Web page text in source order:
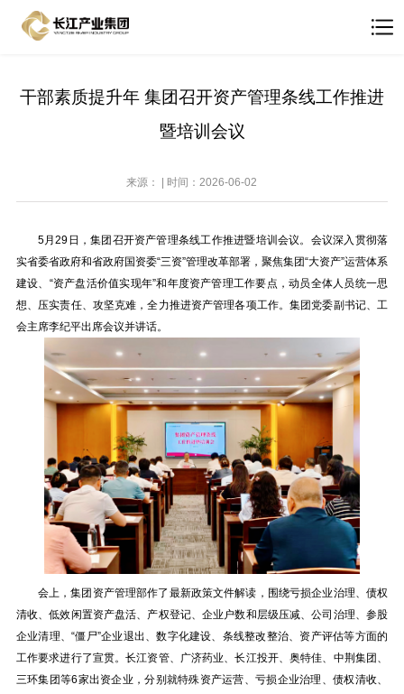
干部素质提升年 集团召开资产管理条线工作推进
暨培训会议
来源： | 时间：2026-06-02
5月29日，集团召开资产管理条线工作推进暨培训会议。会议深入贯彻落
实省委省政府和省政府国资委“三资”管理改革部署，聚焦集团“大资产”运营体系
建设、“资产盘活价值实现年”和年度资产管理工作要点，动员全体人员统一思
想、压实责任、攻坚克难，全力推进资产管理各项工作。集团党委副书记、工
会主席李纪平出席会议并讲话。
会上，集团资产管理部作了最新政策文件解读，围绕亏损企业治理、债权
清收、低效闲置资产盘活、产权登记、企业户数和层级压减、公司治理、参股
企业清理、“僵尸”企业退出、数字化建设、条线整改整治、资产评估等方面的
工作要求进行了宣贯。长江资管、广济药业、长江投开、奥特佳、中荆集团、
三环集团等6家出资企业，分别就特殊资产运营、亏损企业治理、债权清收、